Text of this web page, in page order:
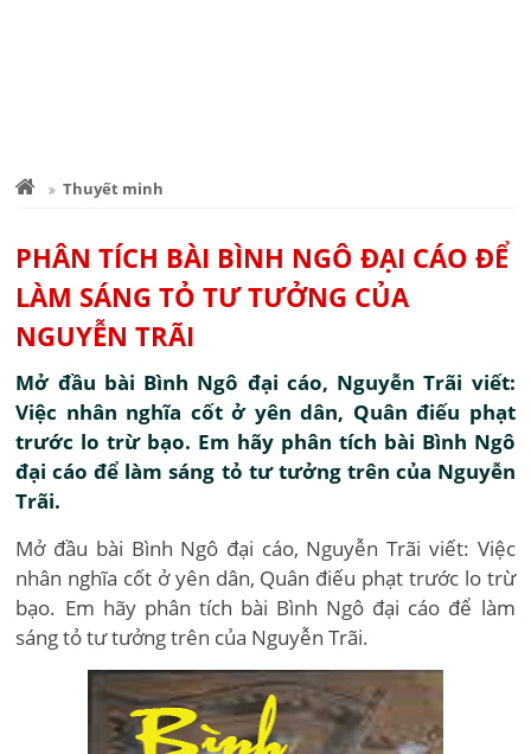
Thuyết minh
PHÂN TÍCH BÀI BÌNH NGÔ ĐẠI CÁO ĐỂ
LÀM SÁNG TỎ TƯ TƯỞNG CỦA
NGUYỄN TRÃI
Mở đầu bài Bình Ngô đại cáo, Nguyễn Trãi viết:
Việc nhân nghĩa cốt ở yên dân, Quân điếu phạt
trước lo trừ bạo. Em hãy phân tích bài Bình Ngô
đại cáo để làm sáng tỏ tư tưởng trên của Nguyễn
Trãi.
Mở đầu bài Bình Ngô đại cáo, Nguyễn Trãi viết: Việc
nhân nghĩa cốt ở yên dân, Quân điếu phạt trước lo trừ
bạo. Em hãy phân tích bài Bình Ngô đại cáo để làm
sáng tỏ tư tưởng trên của Nguyễn Trãi.